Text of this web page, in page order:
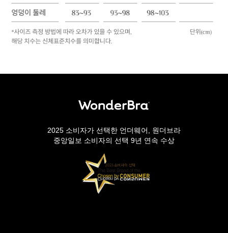
2025 소비자가 선택한 언더웨어, 원더브라
중앙일보 소비자의 선택 9년 연속 수상